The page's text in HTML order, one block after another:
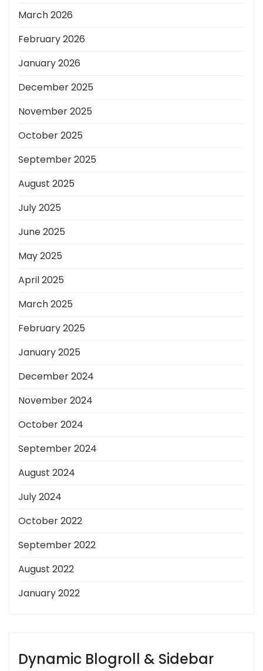
March 2026
February 2026
January 2026
December 2025
November 2025
October 2025
September 2025
August 2025
July 2025
June 2025
May 2025
April 2025
March 2025
February 2025
January 2025
December 2024
November 2024
October 2024
September 2024
August 2024
July 2024
October 2022
September 2022
August 2022
January 2022
Dynamic Blogroll & Sidebar